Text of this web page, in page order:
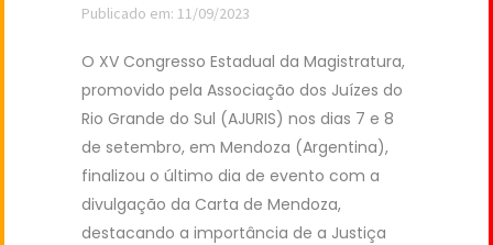
Publicado em: 11/09/2023
O XV Congresso Estadual da Magistratura,
promovido pela Associação dos Juízes do
Rio Grande do Sul (AJURIS) nos dias 7 e 8
de setembro, em Mendoza (Argentina),
finalizou o último dia de evento com a
divulgação da Carta de Mendoza,
destacando a importância de a Justiça